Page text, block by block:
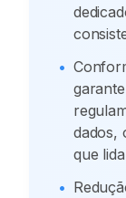
•
dados,
que
•